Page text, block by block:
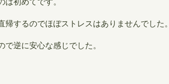
初めてです。
するのでほぼストレスはありませんでした。
逆に安心な感じでした。